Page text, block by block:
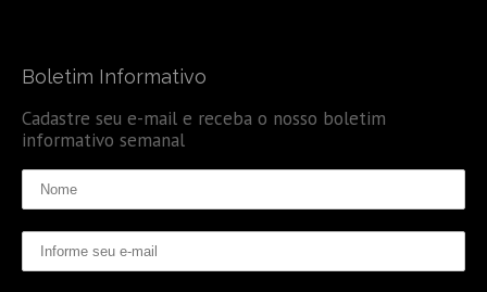
Boletim Informativo
Cadastre seu e-mail e receba o nosso boletim
informativo semanal